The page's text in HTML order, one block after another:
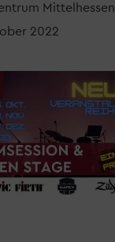
Mittelhessen
2022